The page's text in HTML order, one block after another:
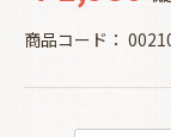
商品コード：